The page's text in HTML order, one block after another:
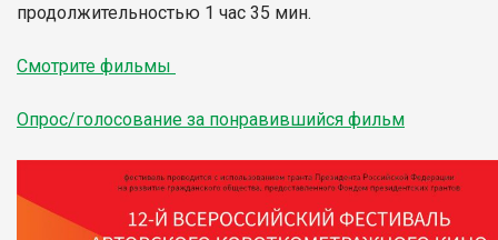
продолжительностью 1 час 35 мин.
Смотрите фильмы
Опрос/голосование за понравившийся фильм